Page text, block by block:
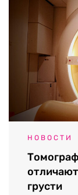
НОВОСТИ
грусти